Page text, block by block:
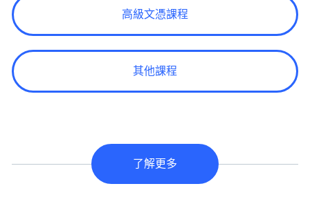
高級文憑課程
其他課程
了解更多